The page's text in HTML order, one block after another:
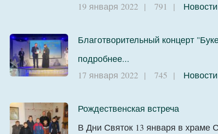
19 января 2022 | 791 | Новости
Благотворительный концерт
подробнее...
17 января 2022 | 745 | Новости
Рождественская встреча
В Дни Святок 13 января в храме